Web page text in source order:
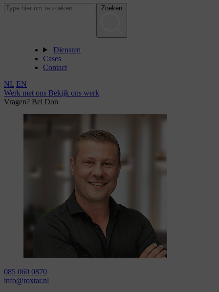
Zoeken
Diensten
Cases
Contact
NL EN
Werk met ons Bekijk ons werk
Vragen? Bel Don
085 060 0870
info@roxtar.nl